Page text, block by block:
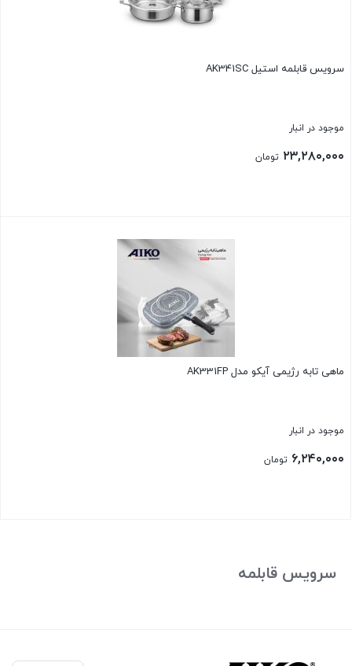
سرویس قابلمه استیل AK341SC
موجود در انبار
۲۳,۲۸۰,۰۰۰ تومان
ماهی تابه رژیمی آیکو مدل AK331FP
موجود در انبار
۶,۲۴۰,۰۰۰ تومان
سرویس قابلمه